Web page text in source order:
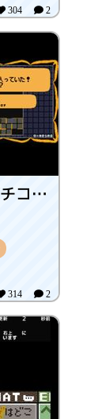
304 2
まじっくすと～り～ forプチコン4
314 2